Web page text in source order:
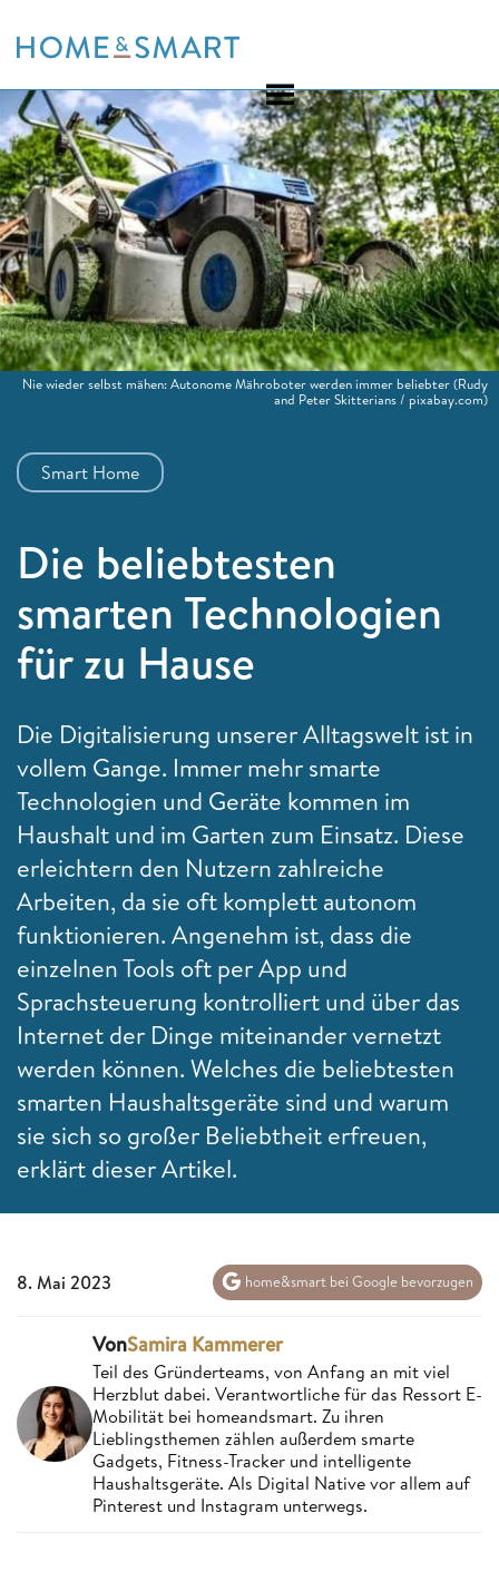
to
Smart Home
Die beliebtesten
smarten Technologien
für zu Hause
Die Digitalisierung unserer Alltagswelt ist in
vollem Gange. Immer mehr smarte
Technologien und Geräte kommen im
Haushalt und im Garten zum Einsatz. Diese
erleichtern den Nutzern zahlreiche
Arbeiten, da sie oft komplett autonom
funktionieren. Angenehm ist, dass die
einzelnen Tools oft per App und
Sprachsteuerung kontrolliert und über das
Internet der Dinge miteinander vernetzt
werden können. Welches die beliebtesten
smarten Haushaltsgeräte sind und warum
sie sich so großer Beliebtheit erfreuen,
erklärt dieser Artikel.
Nie wieder selbst mähen: Autonome Mähroboter werden immer beliebter(Rudy
and Peter Skitterians / pixabay.com)
8. Mai 2023 home&smart bei Google bevorzugen
VonSamira Kammerer
Teil des Gründerteams, von Anfang an mit viel
Herzblut dabei. Verantwortliche für das Ressort E-
Mobilität bei homeandsmart. Zu ihren
Lieblingsthemen zählen außerdem smarte
Gadgets, Fitness-Tracker und intelligente
Haushaltsgeräte. Als Digital Native vor allem auf
Pinterest und Instagram unterwegs.